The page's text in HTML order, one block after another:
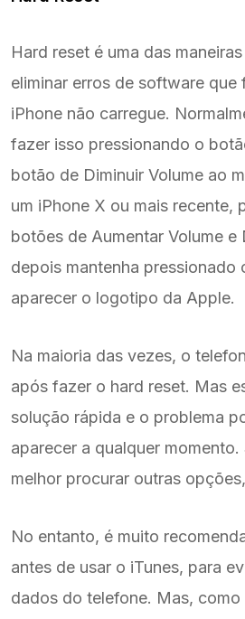
Hard reset é uma das
eliminar erros de software que
iPhone não carregue.
fazer isso pressionando o
botão de Diminuir Volume ao
um iPhone X ou mais recente,
botões de Aumentar Volume e
depois mantenha pressionado
aparecer o logotipo da Apple.
Na maioria das vezes, o
após fazer o hard reset. Mas
solução rápida e o problema
aparecer a qualquer
melhor procurar outras
No entanto, é muito
antes de usar o iTunes, para
dados do telefone. Mas,